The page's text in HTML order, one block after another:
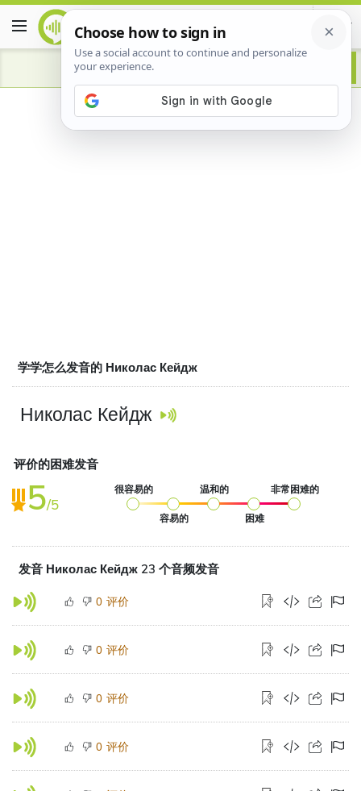
学学怎么发音的 Николас Кейдж
Николас Кейдж
评价的困难发音
5/5
很容易的
容易的
温和的
困难
非常困难的
发音 Николас Кейдж 23 个音频发音
0 评价
0 评价
0 评价
0 评价